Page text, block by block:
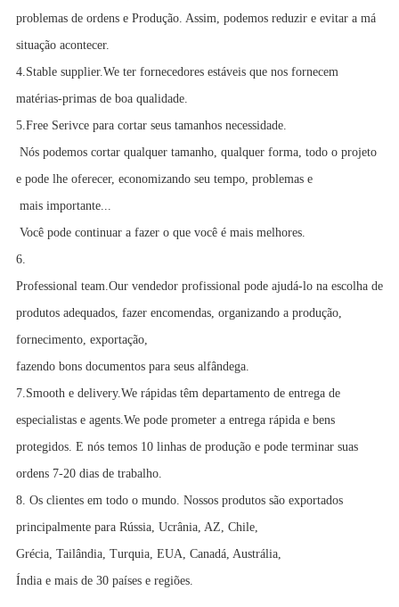
problemas de ordens e Produção. Assim, podemos reduzir e evitar a má
situação acontecer.
4.Stable supplier.We ter fornecedores estáveis ​​que nos fornecem
matérias-primas de boa qualidade.
5.Free Serivce para cortar seus tamanhos necessidade.
Nós podemos cortar qualquer tamanho, qualquer forma, todo o projeto
e pode lhe oferecer, economizando seu tempo, problemas e
mais importante...
Você pode continuar a fazer o que você é mais melhores.
6.
Professional team.Our vendedor profissional pode ajudá-lo na escolha de
produtos adequados, fazer encomendas, organizando a produção,
fornecimento, exportação,
fazendo bons documentos para seus alfândega.
7.Smooth e delivery.We rápidas têm departamento de entrega de
especialistas e agents.We pode prometer a entrega rápida e bens
protegidos. E nós temos 10 linhas de produção e pode terminar suas
ordens 7-20 dias de trabalho.
8. Os clientes em todo o mundo. Nossos produtos são exportados
principalmente para Rússia, Ucrânia, AZ, Chile,
Grécia, Tailândia, Turquia, EUA, Canadá, Austrália,
Índia e mais de 30 países e regiões.